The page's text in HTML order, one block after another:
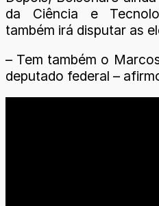
da Ciência e
também irá disputar as
– Tem também o
deputado federal –